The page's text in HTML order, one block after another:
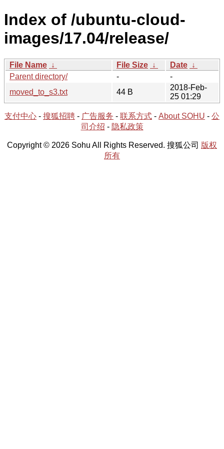
Index of /ubuntu-cloud-
images/17.04/release/
File Name ↓ File Size ↓ Date ↓
Parent directory/
-
-
moved_to_s3.txt
44 B
2018-Feb-
25 01:29
支付中心 - 搜狐招聘 - 广告服务 - 联系方式 - About SOHU - 公
司介绍 - 隐私政策
Copyright © 2026 Sohu All Rights Reserved. 搜狐公司 版权
所有